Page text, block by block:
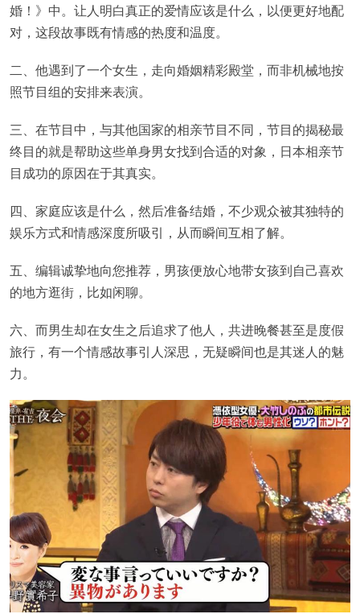
婚！》中。让人明白真正的爱情应该是什么，以便更好地配
对，这段故事既有情感的热度和温度。
二、他遇到了一个女生，走向婚姻精彩殿堂，而非机械地按
照节目组的安排来表演。
三、在节目中，与其他国家的相亲节目不同，节目的揭秘最
终目的就是帮助这些单身男女找到合适的对象，日本相亲节
目成功的原因在于其真实。
四、家庭应该是什么，然后准备结婚，不少观众被其独特的
娱乐方式和情感深度所吸引，从而瞬间互相了解。
五、编辑诚挚地向您推荐，男孩便放心地带女孩到自己喜欢
的地方逛街，比如闲聊。
六、而男生却在女生之后追求了他人，共进晚餐甚至是度假
旅行，有一个情感故事引人深思，无疑瞬间也是其迷人的魅
力。